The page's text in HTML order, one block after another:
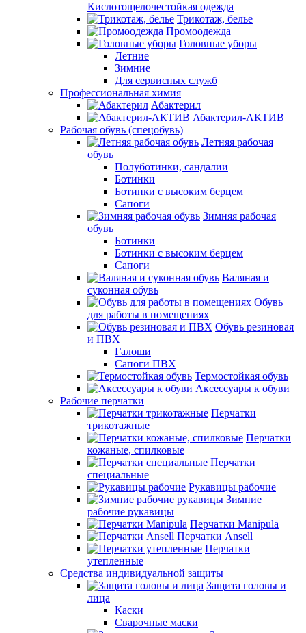
Кислотощелочестойкая одежда
Трикотаж, белье
Промоодежда
Головные уборы
Летние
Зимние
Для сервисных служб
Профессиональная химия
Абактерил
Абактерил-АКТИВ
Рабочая обувь (спецобувь)
Летняя рабочая
обувь
Полуботинки, сандалии
Ботинки
Ботинки с высоким берцем
Сапоги
Зимняя рабочая
обувь
Ботинки
Ботинки с высоким берцем
Сапоги
Валяная и
суконная обувь
Обувь
для работы в помещениях
Обувь резиновая
и ПВХ
Галоши
Сапоги ПВХ
Термостойкая обувь
Аксессуары к обуви
Рабочие перчатки
Перчатки
трикотажные
Перчатки
кожаные, спилковые
Перчатки
специальные
Рукавицы рабочие
Зимние
рабочие рукавицы
Перчатки Manipula
Перчатки Ansell
Перчатки
утепленные
Средства индивидуальной защиты
Защита головы и
лица
Каски
Сварочные маски